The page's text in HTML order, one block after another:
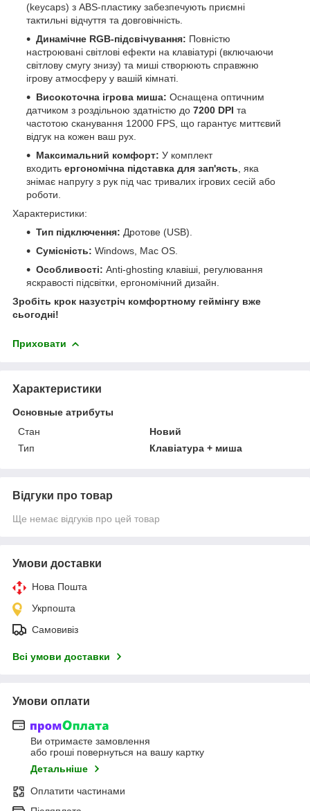
(keycaps) з ABS-пластику забезпечують приємні
тактильні відчуття та довговічність.
Динамічне RGB-підсвічування: Повністю
настроювані світлові ефекти на клавіатурі (включаючи
світлову смугу знизу) та миші створюють справжню
ігрову атмосферу у вашій кімнаті.
Високоточна ігрова миша: Оснащена оптичним
датчиком з роздільною здатністю до 7200 DPI та
частотою сканування 12000 FPS, що гарантує миттєвий
відгук на кожен ваш рух.
Максимальний комфорт: У комплект
входить ергономічна підставка для зап'ясть , яка
знімає напругу з рук під час тривалих ігрових сесій або
роботи.
Характеристики:
Тип підключення: Дротове (USB).
Сумісність: Windows, Mac OS.
Особливості: Anti-ghosting клавіші, регулювання
яскравості підсвітки, ергономічний дизайн.
Зробіть крок назустріч комфортному геймінгу вже
сьогодні!
Приховати
Характеристики
Основные атрибуты
Стан
Новий
Тип
Клавіатура + миша
Відгуки про товар
Ще немає відгуків про цей товар
Умови доставки
Нова Пошта
Укрпошта
Самовивіз
Всі умови доставки
Умови оплати
Ви отримаєте замовлення
або гроші повернуться на вашу картку
Детальніше
Оплатити частинами